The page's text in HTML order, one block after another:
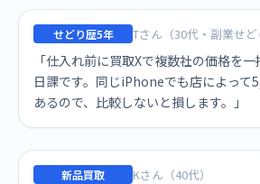
せどり歴5年 Tさん（30代・副業せど
「仕入れ前に買取Xで複数社の価格を
日課です。同じiPhoneでも店によって
あるので、比較しないと損します。」
新品買取 Kさん（40代）